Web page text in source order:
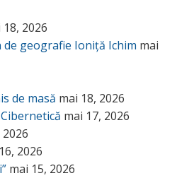
18, 2026
geografie Ioniță Ichim mai
de masă mai 18, 2026
mai 17, 2026
2026
mai 15, 2026